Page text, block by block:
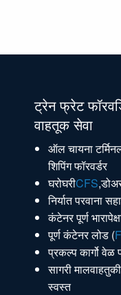
ट्रेन फ्रेट
वाहतूक सेवा
ऑल चायना
शिपिंग फॉरवर्डर
घरोघरीCFS
निर्यात परवाना
कंटेनर पूर्ण
पूर्ण कंटेनर लोड (
प्रकल्प कार्गो
सागरी
स्वस्त